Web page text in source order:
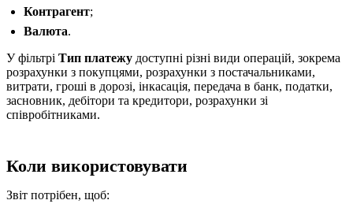
Контрагент;
Валюта.
У фільтрі Тип платежу доступні різні види операцій, зокрема
розрахунки з покупцями, розрахунки з постачальниками,
витрати, гроші в дорозі, інкасація, передача в банк, податки,
засновник, дебітори та кредитори, розрахунки зі
співробітниками.
Коли використовувати
Звіт потрібен, щоб: